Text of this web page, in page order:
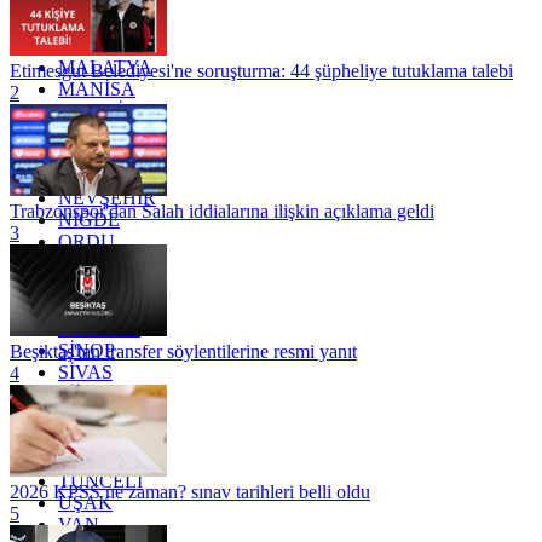
KÜTAHYA
KİLİS
MALATYA
MANİSA
MARDİN
MERSİN
MUĞLA
MUŞ
NEVŞEHİR
NİĞDE
ORDU
OSMANİYE
RİZE
SAKARYA
SİNOP
SİVAS
SİİRT
TEKİRDAĞ
TOKAT
TRABZON
TUNCELİ
UŞAK
VAN
Etimesgut Belediyesi'ne soruşturma: 44 şüpheliye tutuklama talebi
2
Trabzonspor'dan Salah iddialarına ilişkin açıklama geldi
3
Beşiktaş'tan transfer söylentilerine resmi yanıt
4
2026 KPSS ne zaman? sınav tarihleri belli oldu
5